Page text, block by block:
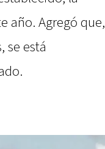
año. Agregó que,
se está